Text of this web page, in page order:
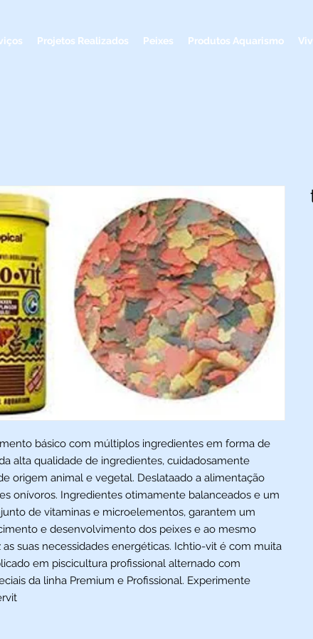
Projetos Realizados Peixes Produtos Aquarismo
básico com múltiplos ingredientes em forma de
alta qualidade de ingredientes, cuidadosamente
origem animal e vegetal. Deslataado a alimentação
onívoros. Ingredientes otimamente balanceados e um
de vitaminas e microelementos, garantem um
e desenvolvimento dos peixes e ao mesmo
suas necessidades energéticas. Ichtio-vit é com muita
em piscicultura profissional alternado com
da linha Premium e Profissional. Experimente